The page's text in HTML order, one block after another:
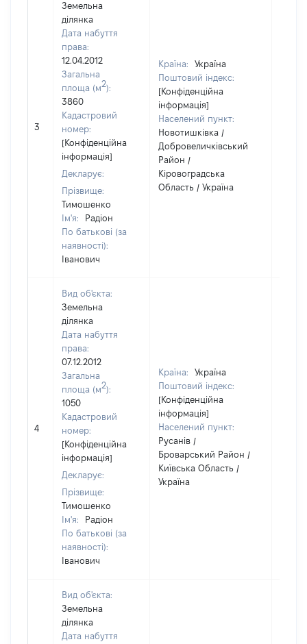
3
Земельна
ділянка
Дата набуття
права:
12.04.2012
Загальна
площа (м2):
3860
Кадастровий
номер:
[Конфіденційна
інформація]
Декларує:
Прізвище:
Тимошенко
Ім'я:
Радіон
По батькові (за
наявності):
Іванович
Країна:
Україна
Поштовий індекс:
[Конфіденційна
інформація]
Населений пункт:
Новотишківка /
Добровеличківський
Район /
Кіровоградська
Область / Україна
4
Вид об'єкта:
Земельна
ділянка
Дата набуття
права:
07.12.2012
Загальна
площа (м2):
1050
Кадастровий
номер:
[Конфіденційна
інформація]
Декларує:
Прізвище:
Тимошенко
Ім'я:
Радіон
По батькові (за
наявності):
Іванович
Країна:
Україна
Поштовий індекс:
[Конфіденційна
інформація]
Населений пункт:
Русанів /
Броварський Район /
Київська Область /
Україна
Вид об'єкта:
Земельна
ділянка
Дата набуття